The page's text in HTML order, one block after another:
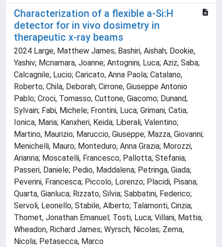
Characterization of a flexible a‐Si:H
detector for in vivo dosimetry in
therapeutic x‐ray beams
2024 Large, Matthew James; Bashiri, Aishah; Dookie,
Yashiv; Mcnamara, Joanne; Antognini, Luca; Aziz, Saba;
Calcagnile, Lucio; Caricato, Anna Paola; Catalano,
Roberto; Chila, Deborah; Cirrone, Giuseppe Antonio
Pablo; Croci, Tomasso; Cuttone, Giacomo; Dunand,
Sylvain; Fabi, Michele; Frontini, Luca; Grimani, Catia;
Ionica, Maria; Kanxheri, Keida; Liberali, Valentino;
Martino, Maurizio; Maruccio, Giuseppe; Mazza, Giovanni;
Menichelli, Mauro; Monteduro, Anna Grazia; Morozzi,
Arianna; Moscatelli, Francesco; Pallotta, Stefania;
Passeri, Daniele; Pedio, Maddalena; Petringa, Giada;
Peverini, Francesca; Piccolo, Lorenzo; Placidi, Pisana;
Quarta, Gianluca; Rizzato, Silvia; Sabbatini, Federico;
Servoli, Leonello; Stabile, Alberto; Talamonti, Cinzia;
Thomet, Jonathan Emanuel; Tosti, Luca; Villani, Mattia;
Wheadon, Richard James; Wyrsch, Nicolas; Zema,
Nicola; Petasecca, Marco